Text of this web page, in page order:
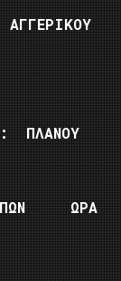
: ΠΛΑΝΟΥ
ΩΡΑ